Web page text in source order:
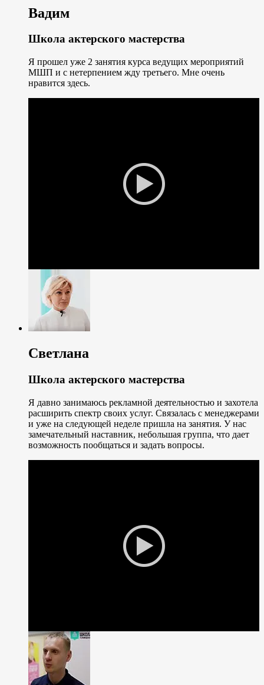
Вадим
Школа актерского мастерства
Я прошел уже 2 занятия курса ведущих мероприятий
МШП и с нетерпением жду третьего. Мне очень
нравится здесь.
Светлана
Школа актерского мастерства
Я давно занимаюсь рекламной деятельностью и захотела
расширить спектр своих услуг. Связалась с менеджерами
и уже на следующей неделе пришла на занятия. У нас
замечательный наставник, небольшая группа, что дает
возможность пообщаться и задать вопросы.